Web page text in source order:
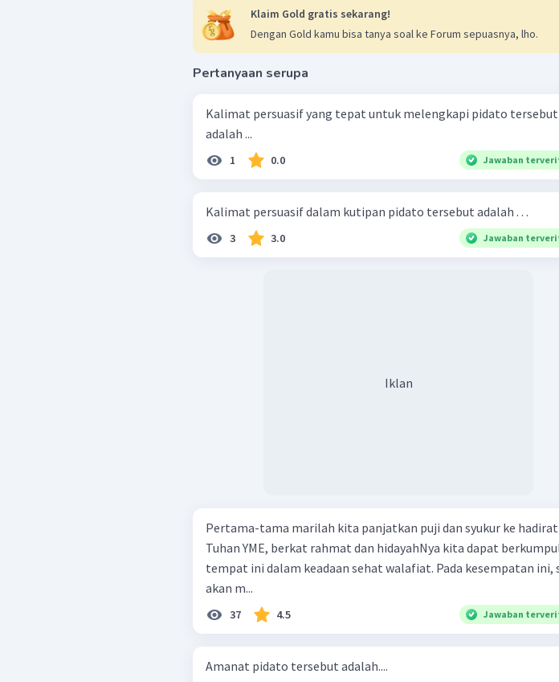
Klaim Gold gratis sekarang!
Dengan Gold kamu bisa tanya soal ke Forum sepuasnya, lho.
Pertanyaan serupa
Kalimat persuasif yang tepat untuk melengkapi pidato tersebut
adalah ...
1 0.0 Jawaban
Kalimat persuasif dalam kutipan pidato tersebut adalah . . .
3 3.0 Jawaban
Iklan
Pertama-tama marilah kita panjatkan puji dan syukur ke hadirat
Tuhan YME, berkat rahmat dan hidayahNya kita dapat
tempat ini dalam keadaan sehat walafiat. Pada kesempatan ini,
akan m...
37 4.5 Jawaban
Amanat pidato tersebut adalah....